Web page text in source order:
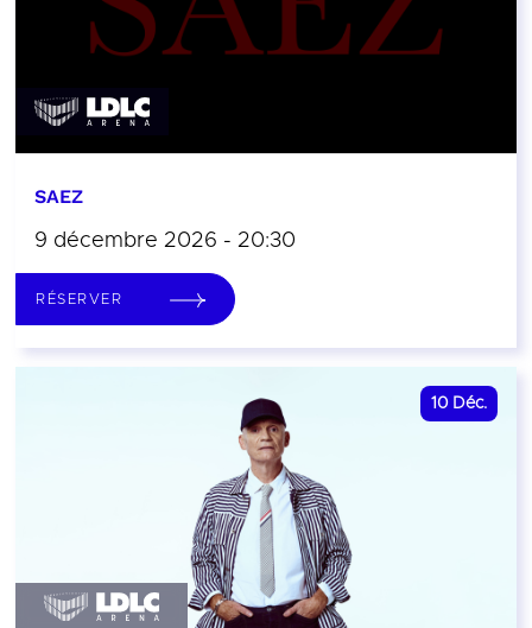
SAEZ
9 décembre 2026 - 20:30
RÉSERVER
10 Déc.